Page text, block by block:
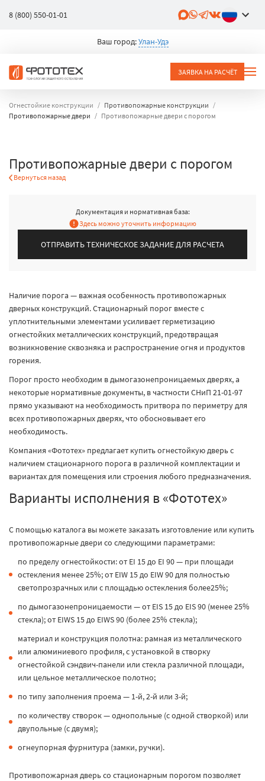
8 (800) 550-01-01
Ваш город:Улан-Удэ
ЗАЯВКА НА РАСЧЁТ
Огнестойкие конструкции
Противопожарные конструкции
Противопожарные двери
Противопожарные двери с порогом
Противопожарные двери с порогом
Вернуться назад
Документация и нормативная база:
Здесь можно уточнить информацию
ОТПРАВИТЬ ТЕХНИЧЕСКОЕ ЗАДАНИЕ ДЛЯ РАСЧЕТА
Наличие порога — важная особенность противопожарных
дверных конструкций. Стационарный порог вместе с
уплотнительными элементами усиливает герметизацию
огнестойких металлических конструкций, предотвращая
возникновение сквозняка и распространение огня и продуктов
горения.
Порог просто необходим в дымогазонепроницаемых дверях, а
некоторые нормативные документы, в частности СНиП 21-01-97
прямо указывают на необходимость притвора по периметру для
всех противопожарных дверях, что обосновывает его
необходимость.
Компания «Фототех» предлагает купить огнестойкую дверь с
наличием стационарного порога в различной комплектации и
вариантах для помещения или строения любого предназначения.
Варианты исполнения в «Фототех»
С помощью каталога вы можете заказать изготовление или купить
противопожарные двери со следующими параметрами:
по пределу огнестойкости: от EI 15 до EI 90 — при площади
остекления менее 25%; от EIW 15 до EIW 90 для полностью
светопрозрачных или с площадью остекления более25%;
по дымогазонепроницаемости — от EIS 15 до EIS 90 (менее 25%
стекла); от EIWS 15 до EIWS 90 (более 25% стекла);
материал и конструкция полотна: рамная из металлического
или алюминиевого профиля, с установкой в створку
огнестойкой сэндвич-панели или стекла различной площади,
или цельное металлическое полотно;
по типу заполнения проема — 1-й, 2-й или 3-й;
по количеству створок — однопольные (с одной створкой) или
двупольные (с двумя);
огнеупорная фурнитура (замки, ручки).
Противопожарная дверь со стационарным порогом позволяет